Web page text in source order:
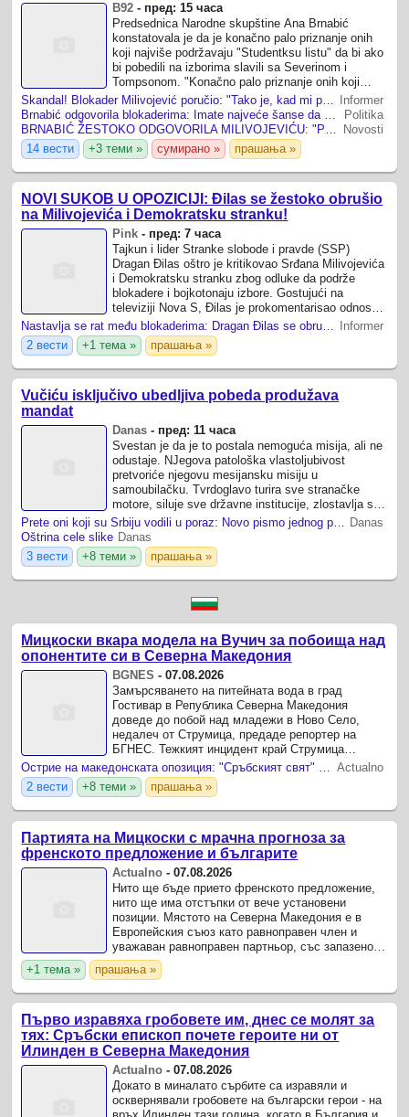
B92 - пред: 15 часа
Predsednica Narodne skupštine Ana Brnabić
konstatovala je da je konačno palo priznanje onih
koji najviše podržavaju "Studentksu listu" da bi ako
bi pobedili na izborima slavili sa Severinom i
Tompsonom. "Konačno palo priznanje onih koji
najviše podržavaju "studentsku" listu - ...Skandal! Blokader Milivojević poručio: "Tako je, kad mi pobedimo, u Beogradu će pevati i Tompson i Severina" (FOTO)
Informer
Brnabić odgovorila blokaderima: Imate najveće šanse da pobedite na izborima u Hrvatskoj
Politika
BRNABIĆ ŽESTOKO ODGOVORILA MILIVOJEVIĆU: "Prvi koncert u ’slobodnoj’ Srbiji obećali ste Severini i Tompsonu"
Novosti
14 вести
+3 теми » сумирано » прашања »
NOVI SUKOB U OPOZICIJI: Đilas se žestoko obrušio
na Milivojevića i Demokratsku stranku!
Pink - пред: 7 часа
Tajkun i lider Stranke slobode i pravde (SSP)
Dragan Đilas oštro je kritikovao Srđana Milivojevića
i Demokratsku stranku zbog odluke da podrže
blokadere i bojkotonaju izbore. Gostujući na
televiziji Nova S, Đilas je prokomentarisao odnose
unutar opozicije i optužio pojedine ...
Nastavlja se rat među blokaderima: Dragan Đilas se obrušio na Srđana Milivojevića (VIDEO)
Informer
2 вести
+1 тема » прашања »
Vučiću isključivo ubedljiva pobeda produžava
mandat
Danas - пред: 11 часа
Svestan je da je to postala nemoguća misija, ali ne
odustaje. NJegova patološka vlastoljubivost
pretvoriće njegovu mesijansku misiju u
samoubilačku. Tvrdoglavo turira sve stranačke
motore, siluje sve državne institucije, zlostavlja sve
epigone i lakeje, organizuje sve vrste ...
Prete oni koji su Srbiju vodili u poraz: Novo pismo jednog profesora studentima u blokadi Danas
Oštrina cele slike Danas
3 вести
+8 теми » прашања »
Мицкоски вкара модела на Вучич за побоища над
опонентите си в Северна Македония
BGNES -07.08.2026
Замърсяването на питейната вода в град
Гостивар в Република Северна Македония
доведе до побой над младежи в Ново Село,
недалеч от Струмица, предаде репортер на
БГНЕС. Тежкият инцидент край Струмица
припомня на методите на режима на сръбския
президент Александър Вучич, който ...
Острие на македонската опозиция: "Сръбският свят" на Вучич влиза през малки и големи врати Actualno
2 вести
+8 теми » прашања »
Партията на Мицкоски с мрачна прогноза за
френското предложение и българите
Actualno -07.08.2026
Нито ще бъде прието френското предложение,
нито ще има отстъпки от вече установени
позиции. Мястото на Северна Македония е в
Европейския съюз като равноправен член и
уважаван равноправен партньор, със запазено
национално достойнство и характеристики на
националната идентичност“, ...
+1 тема » прашања »
Първо изравяха гробовете им, днес се молят за
тях: Сръбски епископ почете героите ни от
Илинден в Северна Македония
Actualno -07.08.2026
Докато в миналато сърбите са изравяли и
осквернявали гробовете на български герои - на